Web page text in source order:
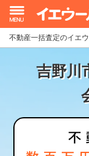
不動産一括査定のイエ
吉野川
イエウール加盟希
初めての方へ
不動産の売却・一